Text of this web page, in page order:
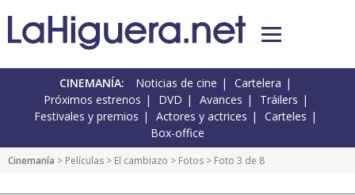
CINEMANÍA: Noticias de cine
Cartelera
Próximos estrenos
DVD Avances
Tráilers
Festivales y premios
Actores y actrices
Carteles
Box-office
Cinemanía > Películas > El cambiazo > Fotos > Foto 3 de 8